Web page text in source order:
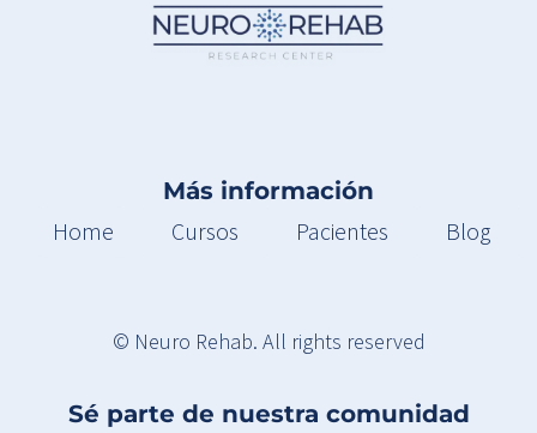
Más información
Home
Cursos Pacientes Blog
© Neuro Rehab. All rights reserved
Sé parte de nuestra comunidad